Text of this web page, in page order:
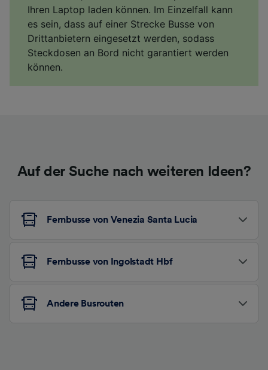
Ihren Laptop laden können. Im Einzelfall kann
es sein, dass auf einer Strecke Busse von
Drittanbietern eingesetzt werden, sodass
Steckdosen an Bord nicht garantiert werden
können.
Auf der Suche nach weiteren Ideen?
Fernbusse von Venezia Santa Lucia
Fernbusse von Ingolstadt Hbf
Andere Busrouten